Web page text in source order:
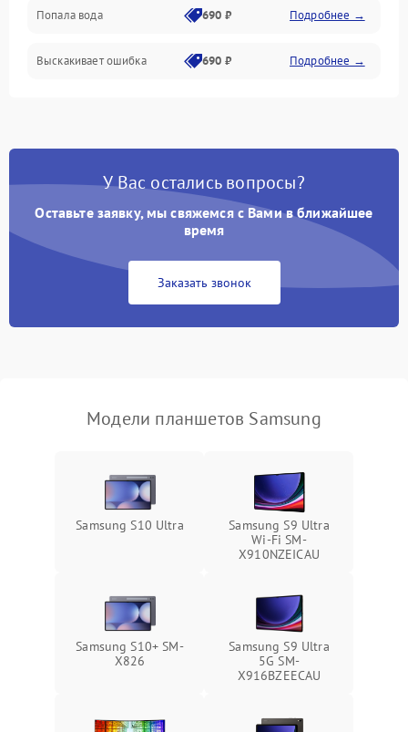
Разговор (микрофон, динамик)
Перегрев и нестабильная работа
Программные сбои
Сенсорное управление
Проблемы с механикой
Кнопки и органы управления
Звук и аудио
Попала вода 690 ₽ Подробнее →
Выскакивает ошибка 690 ₽ Подробнее →
У Вас остались вопросы?
Оставьте заявку, мы свяжемся с Вами в ближайшее
время
Заказать звонок
Модели планшетов Samsung
Samsung S10 Ultra
Samsung S9 Ultra
Wi-Fi SM-
X910NZEICAU
Samsung S10+ SM-
X826
Samsung S9 Ultra
5G SM-
X916BZEECAU